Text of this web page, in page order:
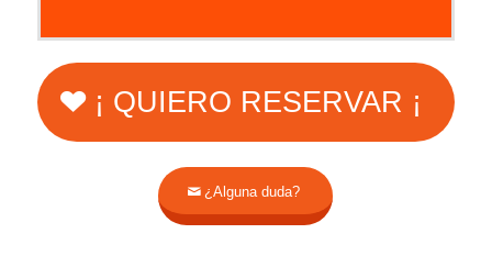
¡ QUIERO RESERVAR ¡
¿Alguna duda?